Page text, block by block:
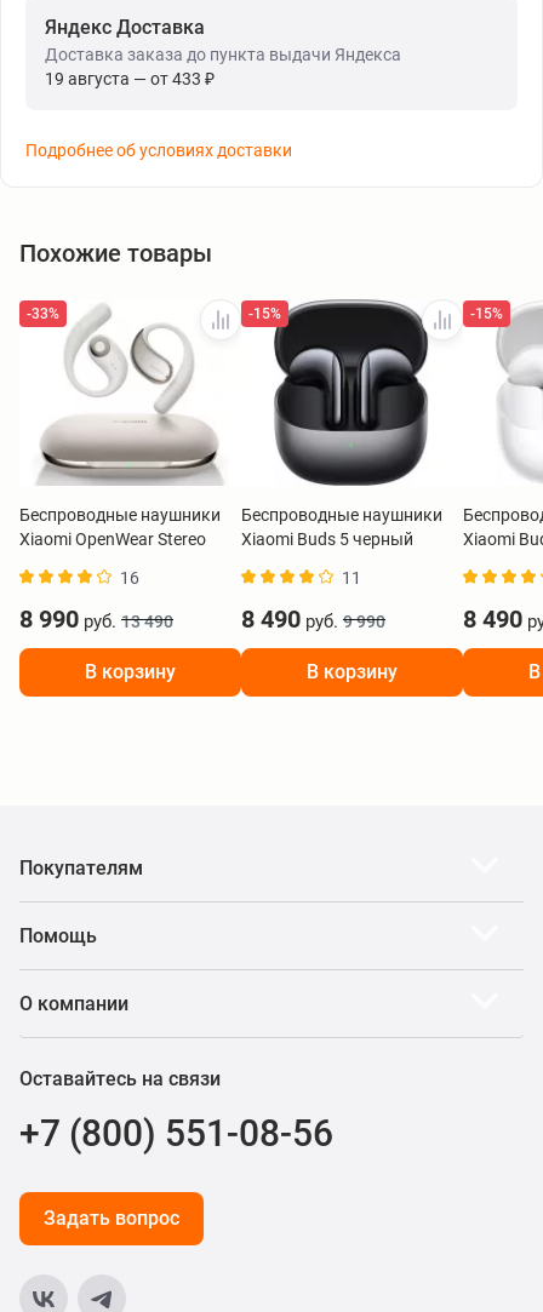
Яндекс Доставка
Доставка заказа до пункта выдачи Яндекса
19 августа — от 433 ₽
Подробнее об условиях доставки
Похожие товары
-33%
Беспроводные наушники
Xiaomi OpenWear Stereo
16
8 990 руб. 13 490
В корзину
-15%
Беспроводные наушники
Xiaomi Buds 5 черный
11
8 490 руб. 9 990
В корзину
-15%
Xiaomi
8 490
Покупателям
Помощь
О компании
Оставайтесь на связи
+7 (800) 551-08-56
Задать вопрос